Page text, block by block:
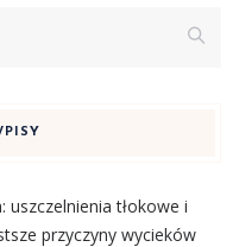
uszczelnienia tłokowe i
przyczyny wycieków